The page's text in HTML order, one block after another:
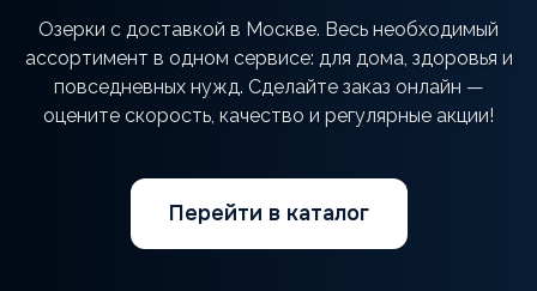
Озерки с доставкой в Москве. Весь необходимый
ассортимент в одном сервисе: для дома, здоровья и
повседневных нужд. Сделайте заказ онлайн —
оцените скорость, качество и регулярные акции!
Перейти в каталог